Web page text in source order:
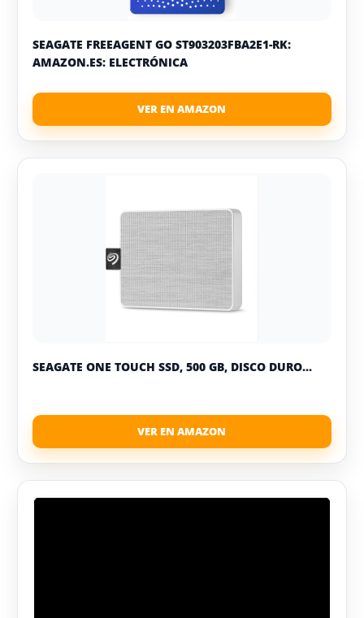
SEAGATE FREEAGENT GO ST903203FBA2E1-RK:
AMAZON.ES: ELECTRÓNICA
SEAGATE ONE TOUCH SSD, 500 GB, DISCO DURO...